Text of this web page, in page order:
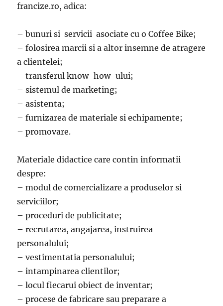
francize.ro, adica:
– bunuri si servicii asociate cu o Coffee Bike;
– folosirea marcii si a altor insemne de atragere
a clientelei;
– transferul know-how-ului;
– sistemul de marketing;
– asistenta;
– furnizarea de materiale si echipamente;
– promovare.
Materiale didactice care contin informatii
despre:
– modul de comercializare a produselor si
serviciilor;
– proceduri de publicitate;
– recrutarea, angajarea, instruirea
personalului;
– vestimentatia personalului;
– intampinarea clientilor;
– locul fiecarui obiect de inventar;
– procese de fabricare sau preparare a